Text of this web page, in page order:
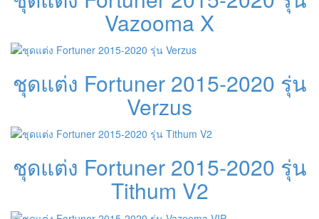
Vazooma X
ชุดแต่ง Fortuner 2015-2020 รุ่น
Verzus
ชุดแต่ง Fortuner 2015-2020 รุ่น
Tithum V2